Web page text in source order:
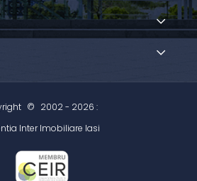
© 2002 - 2026 :
Inter Imobiliare Iasi